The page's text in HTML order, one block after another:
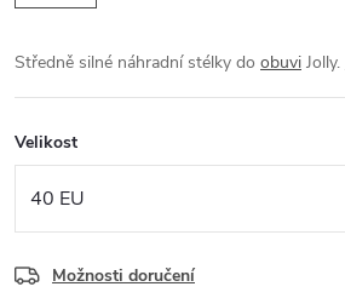
Středně silné náhradní stélky do obuvi Jolly.
Velikost
Možnosti doručení